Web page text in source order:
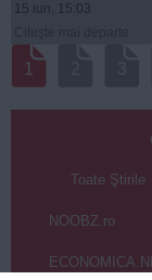
15 iun, 15:03
1
Toate Ştirile
NOOBZ.ro